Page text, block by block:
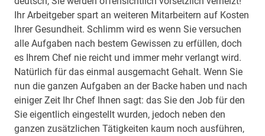
Ihr Arbeitgeber spart an weiteren Mitarbeitern auf Kosten
Ihrer Gesundheit. Schlimm wird es wenn Sie versuchen
alle Aufgaben nach bestem Gewissen zu erfüllen, doch
es Ihrem Chef nie reicht und immer mehr verlangt wird.
Natürlich für das einmal ausgemacht Gehalt. Wenn Sie
nun die ganzen Aufgaben an der Backe haben und nach
einiger Zeit Ihr Chef Ihnen sagt: das Sie den Job für den
Sie eigentlich eingestellt wurden, jedoch neben den
ganzen zusätzlichen Tätigkeiten kaum noch ausführen,